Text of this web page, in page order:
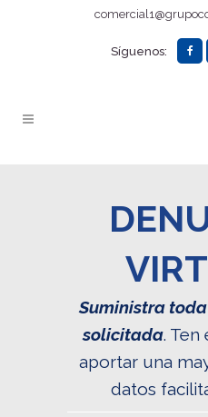
Síguenos:
Suministra
solicitada. Ten
aportar una
datos